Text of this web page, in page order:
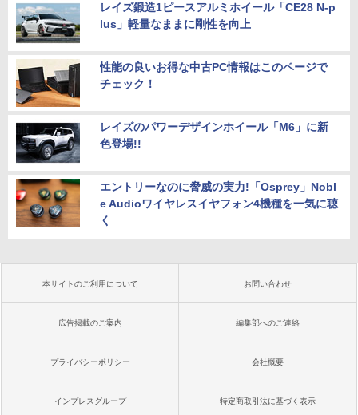
レイズ鍛造1ピースアルミホイール「CE28 N-p
lus」軽量なままに剛性を向上
性能の良いお得な中古PC情報はこのページで
チェック！
レイズのパワーデザインホイール「M6」に新
色登場!!
エントリーなのに脅威の実力!「Osprey」Nobl
e Audioワイヤレスイヤフォン4機種を一気に聴
く
本サイトのご利用について お問い合わせ
広告掲載のご案内 編集部へのご連絡
プライバシーポリシー 会社概要
インプレスグループ 特定商取引法に基づく表示